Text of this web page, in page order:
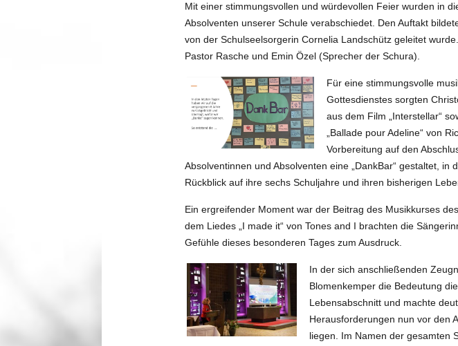
Mit einer stimmungsvollen und würdevollen Feier wurden in
Absolventen unserer Schule verabschiedet. Den Auftakt
von der Schulseelsorgerin Cornelia Landschütz geleitet
Pastor Rasche und Emin Özel (Sprecher der Schura).
Für eine stimmungsvolle
Gottesdienstes sorgten
aus dem Film „Interstellar“
„Ballade pour Adeline“ von
Vorbereitung auf den
Absolventinnen und Absolventen eine „DankBar“ gestaltet, in
Rückblick auf ihre sechs Schuljahre und ihren bisherigen
Ein ergreifender Moment war der Beitrag des Musikkurses
dem Liedes „I made it“ von Tones and I brachten die
Gefühle dieses besonderen Tages zum Ausdruck.
In der sich anschließenden
Blomenkemper die Bedeutung
Lebensabschnitt und machte
Herausforderungen nun vor den
liegen. Im Namen der gesamten